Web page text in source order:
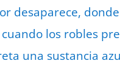
desaparece,
los robles
una sustancia